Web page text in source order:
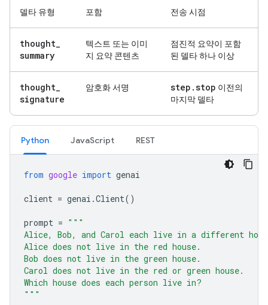
델타 유형 포함 전송 시점
thought_
summary
텍스트 또는 이미
지 요약 콘텐츠
점진적 요약이 포함
된 델타 하나 이상
thought_
signature
암호화 서명 step .stop 이전의
마지막 델타
Python JavaScript REST
from google import genai
client = genai .Client()
prompt = """
Alice, Bob, and Carol each live in a different
Alice does not live in the red house.
Bob does not live in the green house.
Carol does not live in the red or green house.
Which house does each person live in?
"""